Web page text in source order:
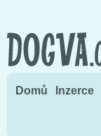
Domů Inzerce